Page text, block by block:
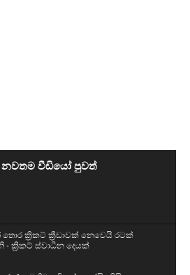
නවතම වීඩියෝ පුවත්
ක්‍රිකට් ක්‍රීඩාවක් නෙවෙයි රටක්
- ක්‍රිකට් ස්වාධීන දෙයක්